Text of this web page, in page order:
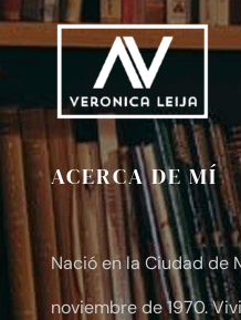
ACERCA DE MÍ
Nació en la Ciudad de
noviembre de 1970.